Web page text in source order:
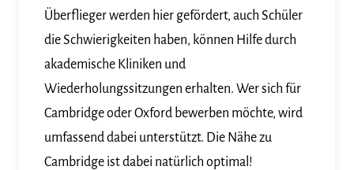
Überflieger werden hier gefördert, auch Schüler
die Schwierigkeiten haben, können Hilfe durch
akademische Kliniken und
Wiederholungssitzungen erhalten. Wer sich für
Cambridge oder Oxford bewerben möchte, wird
umfassend dabei unterstützt. Die Nähe zu
Cambridge ist dabei natürlich optimal!